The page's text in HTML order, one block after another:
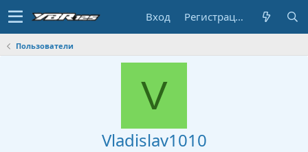
Вход Регистрация
Пользователи
V
Vladislav1010